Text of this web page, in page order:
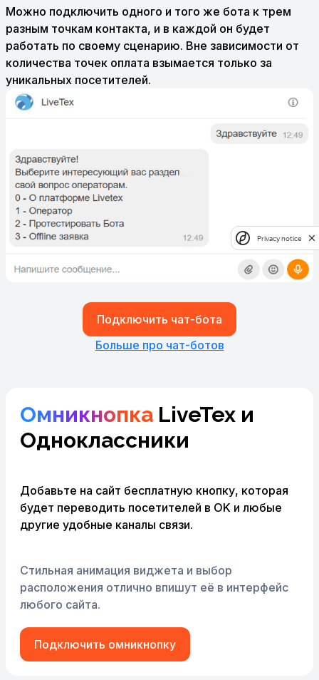
Можно подключить одного и того же бота к трем
разным точкам контакта, и в каждой он будет
работать по своему сценарию. Вне зависимости от
количества точек оплата взымается только за
уникальных посетителей.
Подключить чат-бота
Больше про чат-ботов
Омникнопка LiveTex и
Одноклассники
Добавьте на сайт бесплатную кнопку, которая
будет переводить посетителей в OK и любые
другие удобные каналы связи.
Стильная анимация виджета и выбор
расположения отлично впишут её в интерфейс
любого сайта.
Подключить омникнопку
Privacy notice